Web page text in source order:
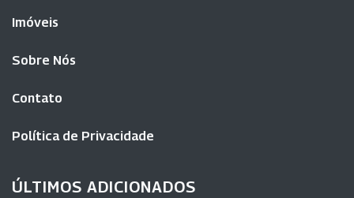
Imóveis
Sobre Nós
Contato
Política de Privacidade
ÚLTIMOS ADICIONADOS